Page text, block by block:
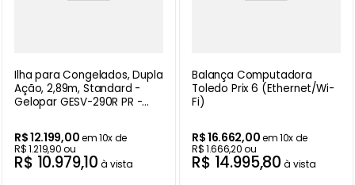
Ilha para Congelados, Dupla
Ação, 2,89m, Standard -
Gelopar GESV-290R PR -
R$12.199,00em10x de
R$1.219,90ou
R$ 10.979,10 à vista
Balança Computadora
Toledo Prix 6 (Ethernet/Wi-
Fi)
R$16.662,00em10x de
R$1.666,20ou
R$ 14.995,80 à vista